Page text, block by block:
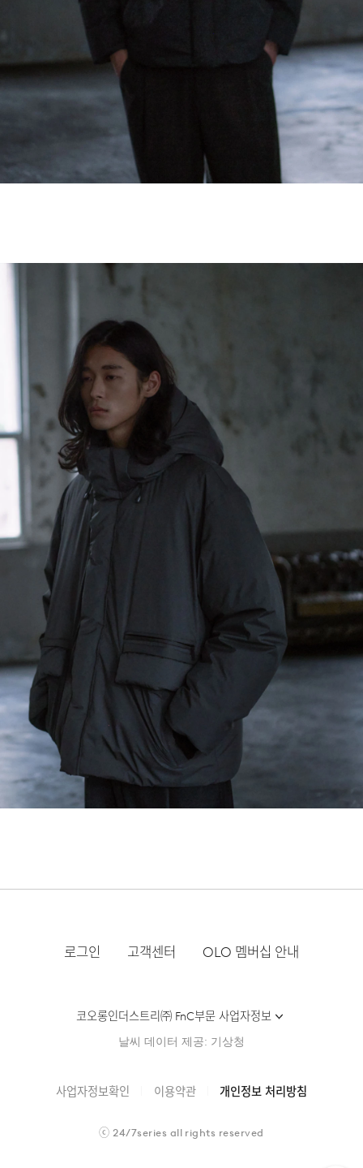
로그인 고객센터 OLO 멤버십 안내
코오롱인더스트리㈜ FnC부문 사업자정보
날씨 데이터 제공: 기상청
사업자정보확인 이용약관 개인정보 처리방침
ⓒ24/7series all rights reserved